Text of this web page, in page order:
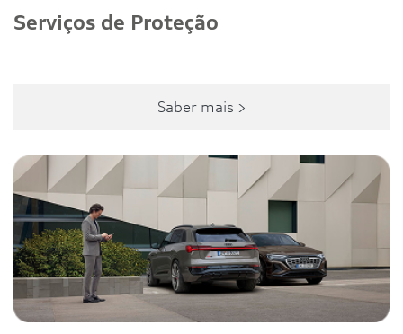
Serviços de Proteção
Saber mais >